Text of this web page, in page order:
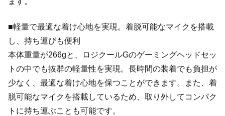
■軽量で最適な着け心地を実現。着脱可能なマイクを搭載
し、持ち運びも便利
本体重量が266gと、ロジクールGのゲーミングヘッドセッ
トの中でも抜群の軽量性を実現。長時間の装着でも負担が
少なく、最適な着け心地を保つことができます。また、着
脱可能なマイクを搭載しているため、取り外してコンパク
トに持ち運ぶことも可能です。